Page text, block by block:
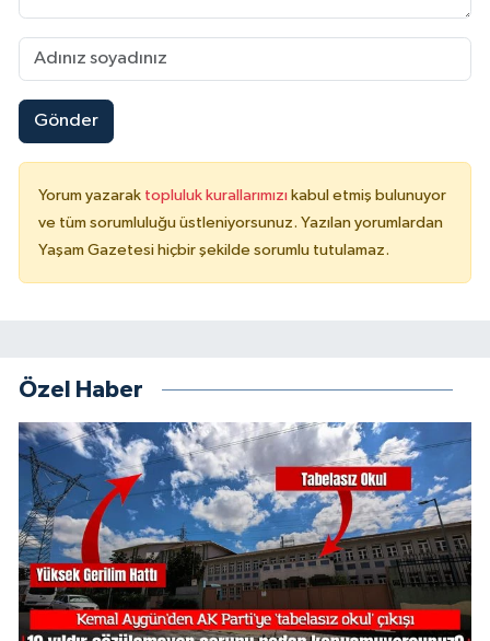
Gönder
Yorum yazarak topluluk kurallarımızı kabul etmiş bulunuyor
ve tüm sorumluluğu üstleniyorsunuz. Yazılan yorumlardan
Yaşam Gazetesi hiçbir şekilde sorumlu tutulamaz.
Özel Haber